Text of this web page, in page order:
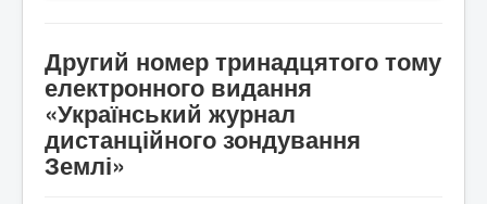
Структура
Діяльність
Документи
Аспірантура/Докторантура
Другий номер тринадцятого тому
електронного видання
«Український журнал
дистанційного зондування
Землі»